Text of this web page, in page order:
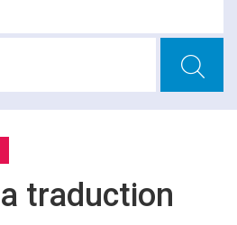
CONNEXION
traduction